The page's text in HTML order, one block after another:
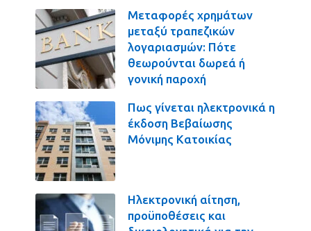
Μεταφορές χρημάτων
μεταξύ τραπεζικών
λογαριασμών: Πότε
θεωρούνται δωρεά ή
γονική παροχή
Πως γίνεται ηλεκτρονικά η
έκδοση Βεβαίωσης
Μόνιμης Κατοικίας
Ηλεκτρονική αίτηση,
προϋποθέσεις και